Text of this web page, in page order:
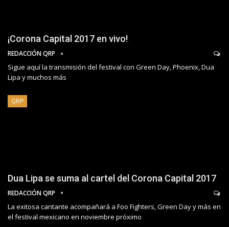
¡Corona Capital 2017 en vivo!
REDACCIÓN QRP
Sigue aquí la transmisión del festival con Green Day, Phoenix, Dua
Lipa y muchos más
QRP
Dua Lipa se suma al cartel del Corona Capital 2017
REDACCIÓN QRP
La exitosa cantante acompañará a Foo Fighters, Green Day y más en
el festival mexicano en noviembre próximo